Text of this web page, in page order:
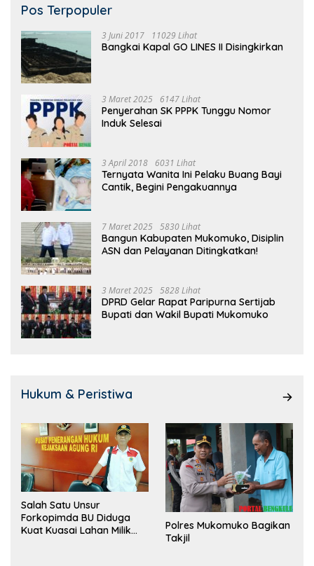
Pos Terpopuler
3 Juni 2017 11029 Lihat
Bangkai Kapal GO LINES II Disingkirkan
3 Maret 2025 6147 Lihat
Penyerahan SK PPPK Tunggu Nomor
Induk Selesai
3 April 2018 6031 Lihat
Ternyata Wanita Ini Pelaku Buang Bayi
Cantik, Begini Pengakuannya
7 Maret 2025 5830 Lihat
Bangun Kabupaten Mukomuko, Disiplin
ASN dan Pelayanan Ditingkatkan!
3 Maret 2025 5828 Lihat
DPRD Gelar Rapat Paripurna Sertijab
Bupati dan Wakil Bupati Mukomuko
Hukum & Peristiwa
Salah Satu Unsur
Forkopimda BU Diduga
Kuat Kuasai Lahan Milik
Polres Mukomuko Bagikan
Takjil